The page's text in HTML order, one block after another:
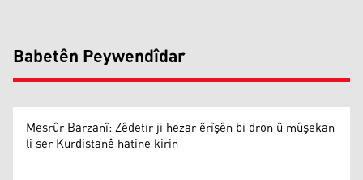
Babetên Peywendîdar
Mesrûr Barzanî: Zêdetir ji hezar êrîşên bi dron û mûşekan
li ser Kurdistanê hatine kirin